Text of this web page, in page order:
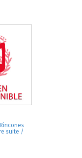
suite /